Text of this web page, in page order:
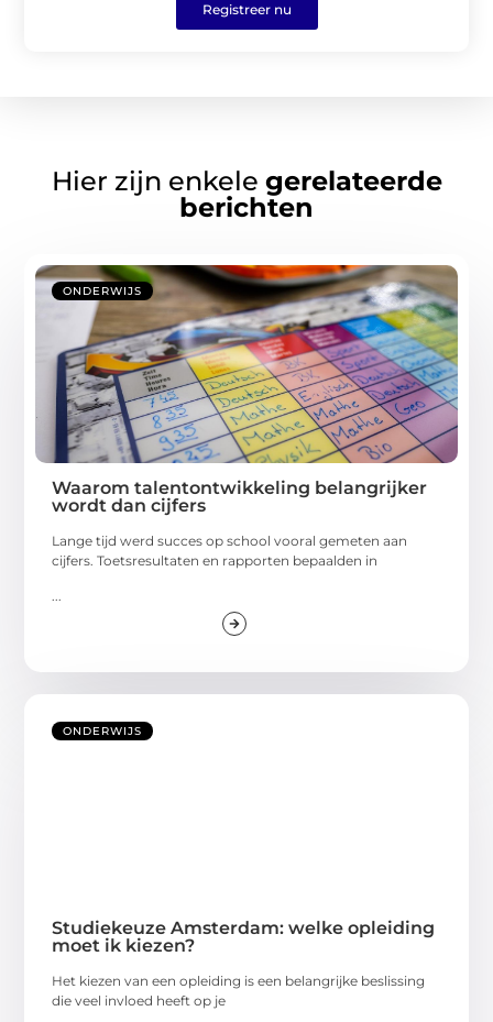
Registreer nu
Hier zijn enkele gerelateerde
berichten
ONDERWIJS
Waarom talentontwikkeling belangrijker
wordt dan cijfers
Lange tijd werd succes op school vooral gemeten aan
cijfers. Toetsresultaten en rapporten bepaalden in
...
ONDERWIJS
Studiekeuze Amsterdam: welke opleiding
moet ik kiezen?
Het kiezen van een opleiding is een belangrijke beslissing
die veel invloed heeft op je